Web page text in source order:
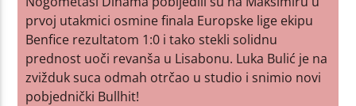
prvoj utakmici osmine finala Europske lige ekipu
Benfice rezultatom 1:0 i tako stekli solidnu
prednost uoči revanša u Lisabonu. Luka Bulić je na
zvižduk suca odmah otrčao u studio i snimio novi
pobjednički Bullhit!